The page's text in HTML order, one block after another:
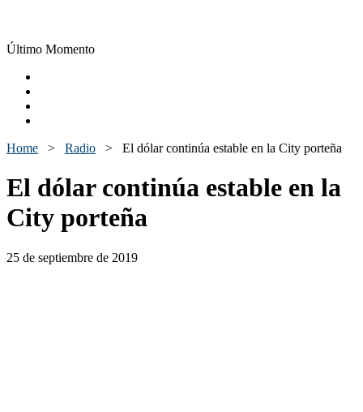
Último Momento
Home > Radio > El dólar continúa estable en la City porteña
El dólar continúa estable en la
City porteña
25 de septiembre de 2019